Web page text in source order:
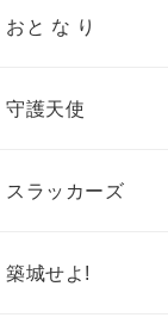
おと な り
守護天使
スラッカーズ
築城せよ!